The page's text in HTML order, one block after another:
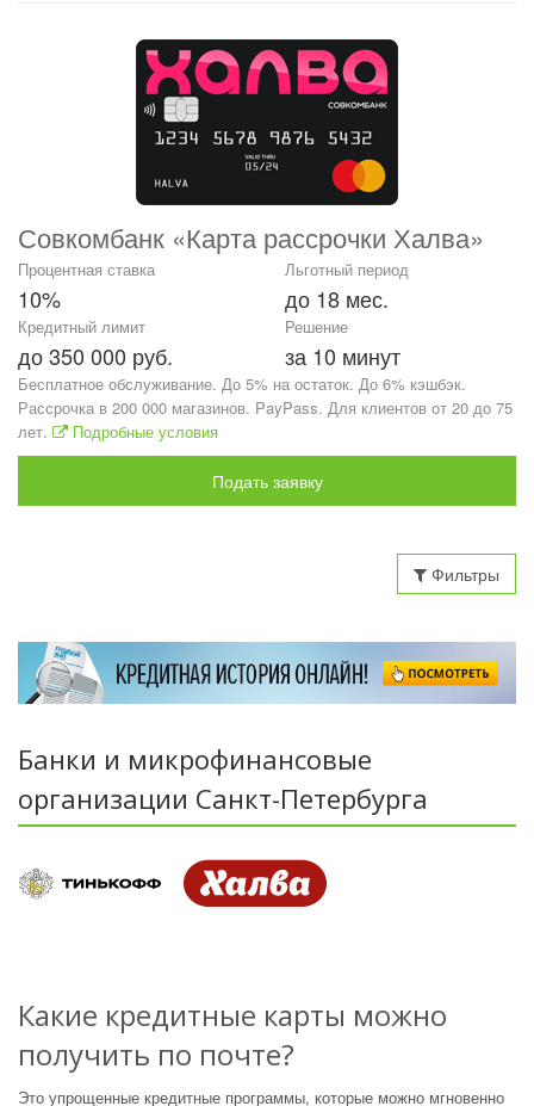
Совкомбанк «Карта рассрочки Халва»
Процентная ставка
10%
Льготный период
до 18 мес.
Кредитный лимит
до 350 000 руб.
Решение
за 10 минут
Бесплатное обслуживание. До 5% на остаток. До 6% кэшбэк.
Рассрочка в 200 000 магазинов. PayPass. Для клиентов от 20 до 75
лет.
Подробные условия
Подать заявку
Фильтры
Банки и микрофинансовые
организации Санкт-Петербурга
Какие кредитные карты можно
получить по почте?
Это упрощенные кредитные программы, которые можно мгновенно